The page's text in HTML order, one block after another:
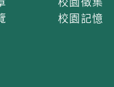
校園記憶